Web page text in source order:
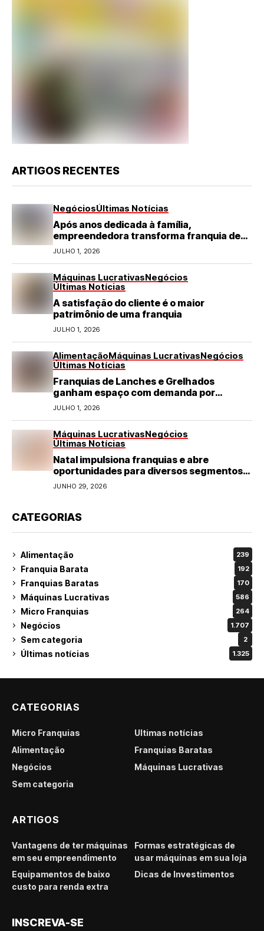
ARTIGOS RECENTES
NegóciosÚltimas Notícias
Após anos dedicada à família,
empreendedora transforma franquia de
turismo em negócio de destaque no RN
JULHO 1, 2026
Máquinas LucrativasNegócios
Últimas Notícias
A satisfação do cliente é o maior
patrimônio de uma franquia
JULHO 1, 2026
AlimentaçãoMáquinas LucrativasNegócios
Últimas Notícias
Franquias de Lanches e Grelhados
ganham espaço com demanda por
refeições rápidas e de qualidade
JULHO 1, 2026
Máquinas LucrativasNegócios
Últimas Notícias
Natal impulsiona franquias e abre
oportunidades para diversos segmentos
do varejo
JUNHO 29, 2026
CATEGORIAS
Alimentação 239
Franquia Barata 192
Franquias Baratas 170
Máquinas Lucrativas 586
Micro Franquias 264
Negócios 1.707
Sem categoria 2
Últimas notícias 1.325
CATEGORIAS
Micro Franquias
Últimas notícias
Alimentação
Franquias Baratas
Negócios
Máquinas Lucrativas
Sem categoria
ARTIGOS
Vantagens de ter máquinas
em seu empreendimento
Formas estratégicas de
usar máquinas em sua loja
Equipamentos de baixo
custo para renda extra
Dicas de Investimentos
INSCREVA-SE